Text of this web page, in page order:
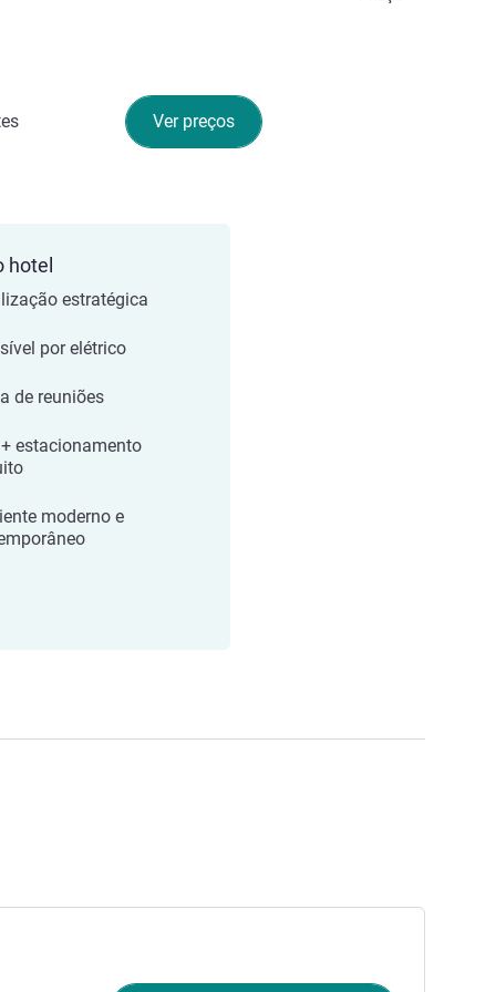
Ver preços
hotel
estratégica
por elétrico
de reuniões
estacionamento
moderno e